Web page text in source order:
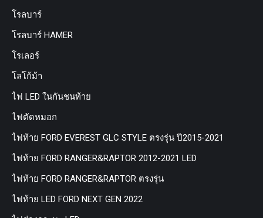
โรลบาร์
โรลบาร์ HAMER
โรเลอร์
โลโก้ม้า
ไฟ LED ในกันชนท้าย
ไฟตัดหมอก
ไฟท้าย FORD EVEREST GLC STYLE ตรงรุ่น ปี2015-2021
ไฟท้าย FORD RANGER&RAPTOR 2012-2021 LED
ไฟท้าย FORD RANGER&RAPTOR ตรงรุ่น
ไฟท้าย LED FORD NEXT GEN 2022